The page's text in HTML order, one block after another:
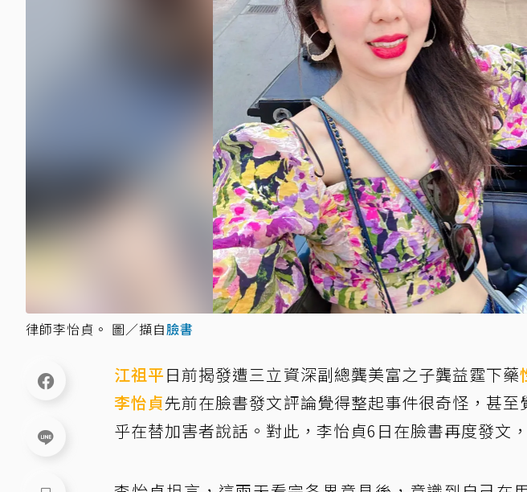
律師李怡貞。 圖／擷自臉書
江祖平日前揭發遭三立資深副總龔美富之子龔益霆下藥
李怡貞先前在臉書發文評論覺得整起事件很奇怪，甚
乎在替加害者說話。對此，李怡貞6日在臉書再度發文